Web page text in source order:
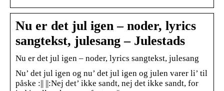
Nu er det jul igen – noder, lyrics
sangtekst, julesang – Julestads
Nu er det jul igen – noder, lyrics sangtekst, julesang
Nu’ det jul igen og nu’ det jul igen og julen varer li’ til
påske :|| ||:Nej det’ ikke sandt, nej det ikke sandt, for